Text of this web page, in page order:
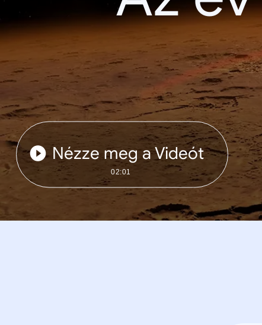
Nézze meg a Videót
02:01